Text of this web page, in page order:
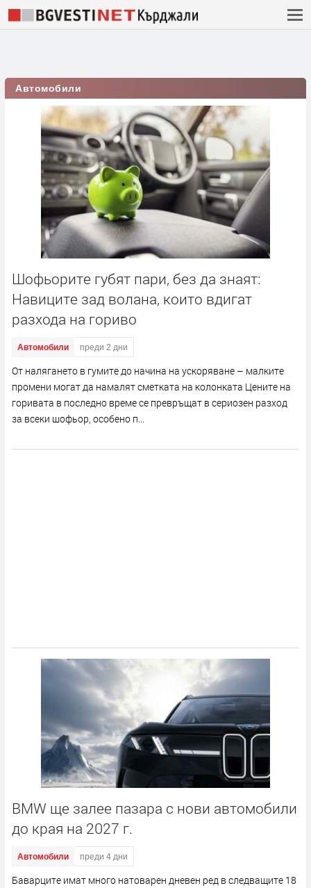
Автомобили
Шофьорите губят пари, без да знаят:
Навиците зад волана, които вдигат
разхода на гориво
Автомобили преди 2 дни
От налягането в гумите до начина на ускоряване – малките
промени могат да намалят сметката на колонката Цените на
горивата в последно време се превръщат в сериозен разход
за всеки шофьор, особено п...
BMW ще залее пазара с нови автомобили
до края на 2027 г.
Автомобили преди 4 дни
Баварците имат много натоварен дневен ред в следващите 18